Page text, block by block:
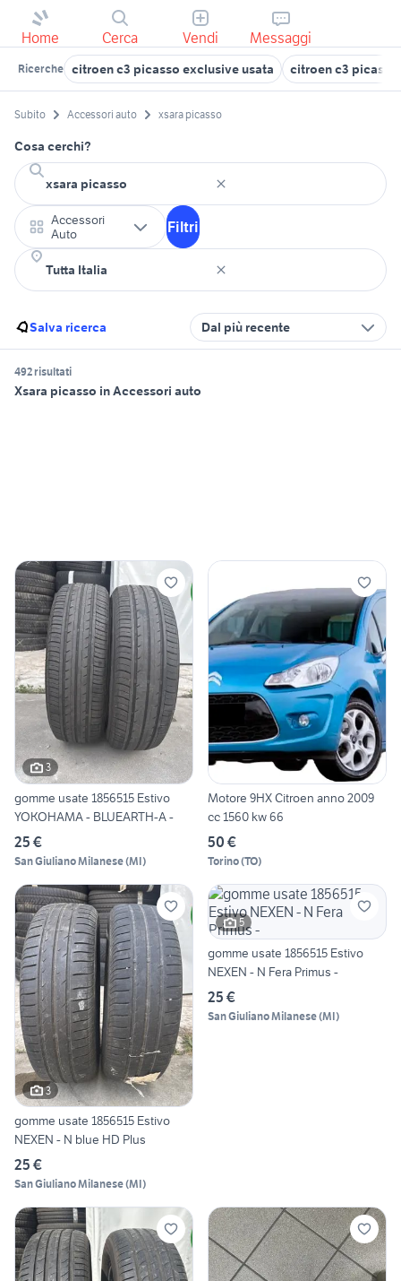
Home Cerca Vendi Messaggi
Ricerche citroen c3 picasso exclusive usata citroen c3 picasso
Subito Accessori auto xsara picasso
Cosa cerchi?
Accessori
Auto
Filtri
Salva ricerca Dal più recente
492 risultati
Xsara picasso in Accessori auto
3
gomme usate 1856515 Estivo
YOKOHAMA - BLUEARTH-A -
25 €
San Giuliano Milanese(MI)
Motore 9HX Citroen anno 2009
cc 1560 kw 66
50 €
Torino(TO)
3
gomme usate 1856515 Estivo
NEXEN - N blue HD Plus
25 €
San Giuliano Milanese(MI)
5
gomme usate 1856515 Estivo
NEXEN - N Fera Primus -
25 €
San Giuliano Milanese(MI)